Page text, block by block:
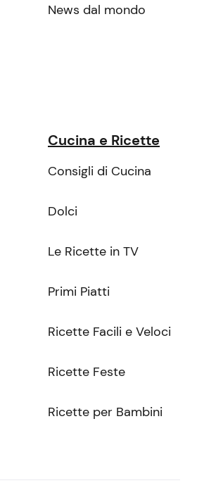
News dal mondo
Cucina e Ricette
Consigli di Cucina
Dolci
Le Ricette in TV
Primi Piatti
Ricette Facili e Veloci
Ricette Feste
Ricette per Bambini